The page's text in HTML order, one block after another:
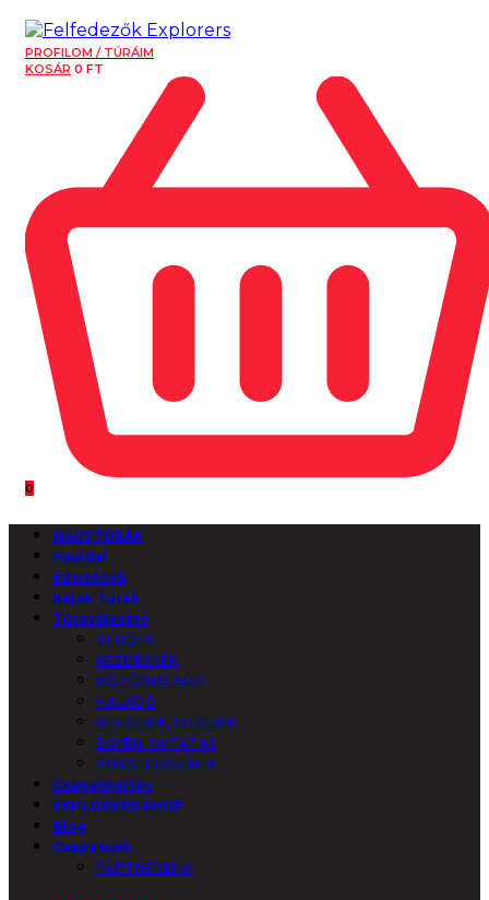
PROFILOM / TÚRÁIM
KOSÁR 0 FT
0
NAGYTÚRÁK
Főoldal
Képzések
Kajak Túrák
Túraválasztó
TENGER
KEZDÉSNEK
KÖZÉPHALADÓ
HALADÓ
KÉPZÉSEK, EDZÉSEK
EGYÉNI OKTATÁS
TÚRAHELYSZÍNEK
Csapatépítés
EXPLORERS SHOP
Blog
Csapatunk
PARTNEREINK